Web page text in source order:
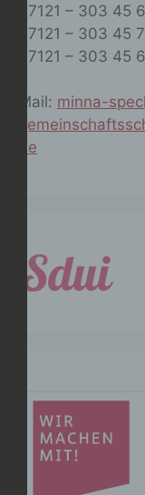
07121 – 303 45
07121 – 303 45
07121 – 303 45
Mail: minna-
de